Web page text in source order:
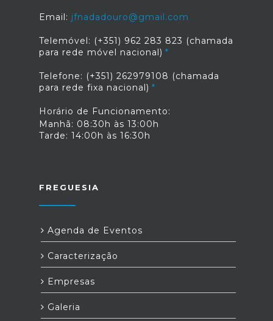
Email: jfnadadouro@gmail.com
Telemóvel: (+351) 962 283 823 (chamada
para rede móvel nacional)
Telefone: (+351) 262979108 (chamada
para rede fixa nacional)
Horário de Funcionamento:
Manhã: 08:30h às 13:00h
Tarde: 14:00h às 16:30h
FREGUESIA
Agenda de Eventos
Caracterização
Empresas
Galeria